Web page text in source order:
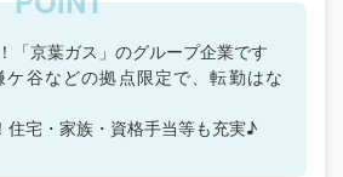
「京葉ガス」のグループ企業です
谷などの拠点限定で、転勤はな
宅・家族・資格手当等も充実♪